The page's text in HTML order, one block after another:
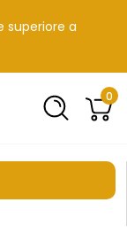
superiore a
0